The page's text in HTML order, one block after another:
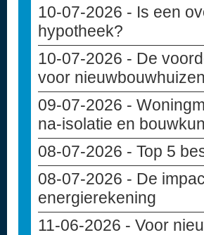
10-07-2026 - Is een
hypotheek?
10-07-2026 - De
voor
09-07-2026 -
na-isolatie en
08-07-2026 - Top 5
08-07-2026 - De
energierekening
11-06-2026 - Voor